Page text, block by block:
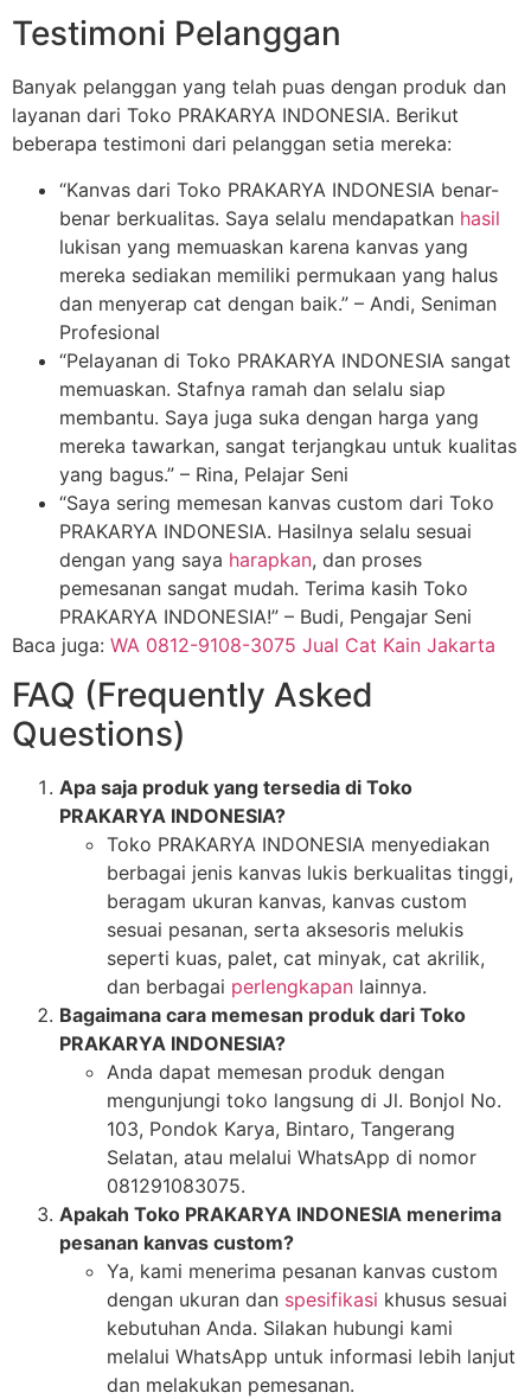
Testimoni Pelanggan
Banyak pelanggan yang telah puas dengan produk dan
layanan dari Toko PRAKARYA INDONESIA. Berikut
beberapa testimoni dari pelanggan setia mereka:
“Kanvas dari Toko PRAKARYA INDONESIA benar-
benar berkualitas. Saya selalu mendapatkan hasil
lukisan yang memuaskan karena kanvas yang
mereka sediakan memiliki permukaan yang halus
dan menyerap cat dengan baik.” – Andi, Seniman
Profesional
“Pelayanan di Toko PRAKARYA INDONESIA sangat
memuaskan. Stafnya ramah dan selalu siap
membantu. Saya juga suka dengan harga yang
mereka tawarkan, sangat terjangkau untuk kualitas
yang bagus.” – Rina, Pelajar Seni
“Saya sering memesan kanvas custom dari Toko
PRAKARYA INDONESIA. Hasilnya selalu sesuai
dengan yang saya harapkan, dan proses
pemesanan sangat mudah. Terima kasih Toko
PRAKARYA INDONESIA!” – Budi, Pengajar Seni
Baca juga: WA 0812-9108-3075 Jual Cat Kain Jakarta
FAQ (Frequently Asked
Questions)
Apa saja produk yang tersedia di Toko
PRAKARYA INDONESIA?
Toko PRAKARYA INDONESIA menyediakan
berbagai jenis kanvas lukis berkualitas tinggi,
beragam ukuran kanvas, kanvas custom
sesuai pesanan, serta aksesoris melukis
seperti kuas, palet, cat minyak, cat akrilik,
dan berbagai perlengkapan lainnya.
Bagaimana cara memesan produk dari Toko
PRAKARYA INDONESIA?
Anda dapat memesan produk dengan
mengunjungi toko langsung di Jl. Bonjol No.
103, Pondok Karya, Bintaro, Tangerang
Selatan, atau melalui WhatsApp di nomor
081291083075.
Apakah Toko PRAKARYA INDONESIA menerima
pesanan kanvas custom?
Ya, kami menerima pesanan kanvas custom
dengan ukuran dan spesifikasi khusus sesuai
kebutuhan Anda. Silakan hubungi kami
melalui WhatsApp untuk informasi lebih lanjut
dan melakukan pemesanan.